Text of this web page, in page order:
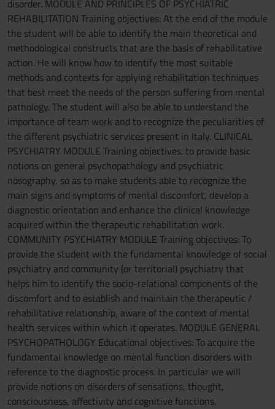
disorder. MODULE AND PRINCIPLES OF PSYCHIATRIC
REHABILITATION Training objectives: At the end of the module
the student will be able to identify the main theoretical and
methodological constructs that are the basis of rehabilitative
action. He will know how to identify the most suitable
methods and contexts for applying rehabilitation techniques
that best meet the needs of the person suffering from mental
pathology. The student will also be able to understand the
importance of team work and to recognize the peculiarities of
the different psychiatric services present in Italy. CLINICAL
PSYCHIATRY MODULE Training objectives: to provide basic
notions on general psychopathology and psychiatric
nosography, so as to make students able to recognize the
main signs and symptoms of mental discomfort, develop a
diagnostic orientation and enhance the clinical knowledge
acquired within the therapeutic rehabilitation work.
COMMUNITY PSYCHIATRY MODULE Training objectives: To
provide the student with the fundamental knowledge of social
psychiatry and community (or territorial) psychiatry that
helps him to identify the socio-relational components of the
discomfort and to establish and maintain the therapeutic /
rehabilitative relationship, aware of the context of mental
health services within which it operates. MODULE GENERAL
PSYCHOPATHOLOGY Educational objectives: To acquire the
fundamental knowledge on mental function disorders with
reference to the diagnostic process. In particular we will
provide notions on disorders of sensations, thought,
consciousness, affectivity and cognitive functions.